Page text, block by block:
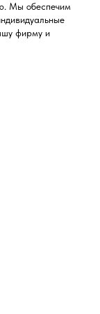
Мы обеспечим
фирму и